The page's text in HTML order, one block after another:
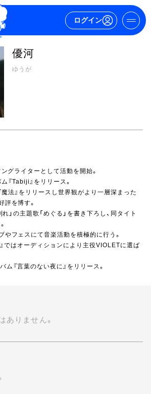
ログイン
ッズ
優河
ゆうが
グライターとして活動を開始。
『Tabiji』をリリース。
法』をリリースし世界観がより一層深まった
評を博す。
」の主題歌「めぐる」を書き下ろし、同タイト
やフェスにて音楽活動を積極的に行う。
ではオーディションにより主役VIOLETに選ば
『言葉のない夜に』をリリース。
ありません。